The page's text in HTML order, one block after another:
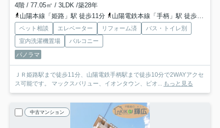
4階 / 77.05㎡ / 3LDK /築28年
山陽本線「姫路」駅 徒歩11分
山陽電鉄本線「手柄」駅 徒歩10分
ペット相談 エレベーター リフォーム済
バス・トイレ別
室内洗濯機置場
バルコニー
パノラマ
ＪＲ姫路駅まで徒歩11分、山陽電鉄手柄駅まで徒歩10分で2WAYアクセ
ス可能です。 マックスバリュー、イオンタウン、ピオ...
もっと見る
中古マンション